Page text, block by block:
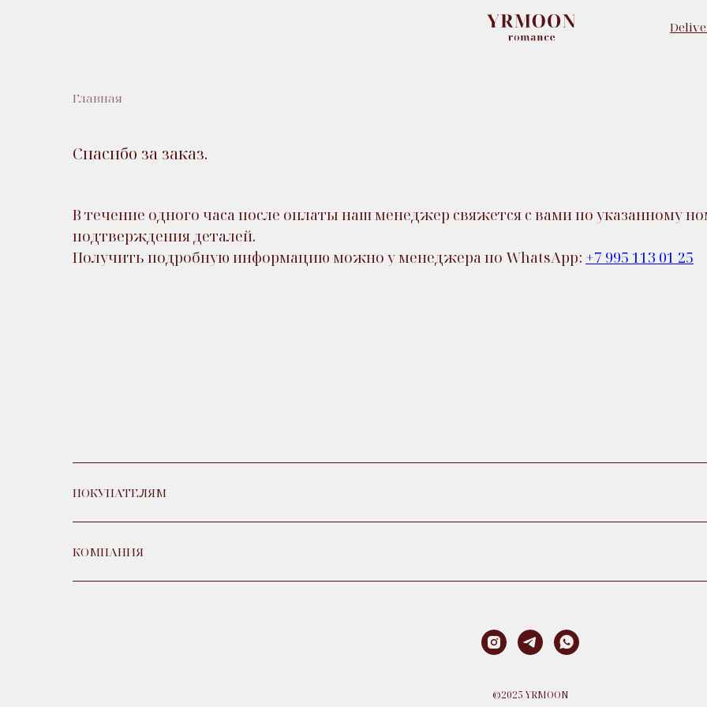
Главная
Спасибо за заказ.
В течение одного часа после оплаты наш менеджер свяжется с вами по указанному
подтверждения деталей.
Получить подробную информацию можно у менеджера по WhatsApp: +7 995 113 01 25
ПОКУПАТЕЛЯМ
КОМПАНИЯ
©2025 YRMOON